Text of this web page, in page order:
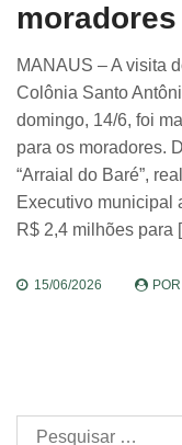
MANAUS – A visita
Colônia Santo
domingo, 14/6, foi
para os moradores.
“Arraial do Baré”,
Executivo municipal
R$ 2,4 milhões para
15/06/2026 POR
Pesquisar